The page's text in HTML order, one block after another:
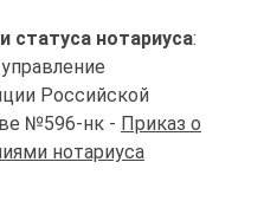
статуса нотариуса:
Российской
№596-нк - Приказ о
нотариуса